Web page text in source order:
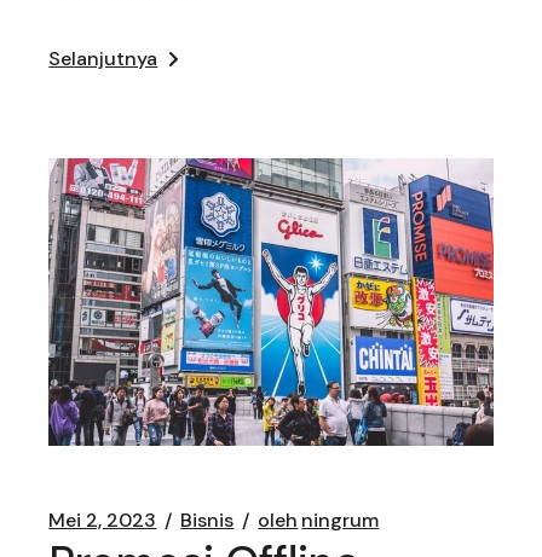
Selanjutnya
Mei 2, 2023 Bisnis oleh ningrum